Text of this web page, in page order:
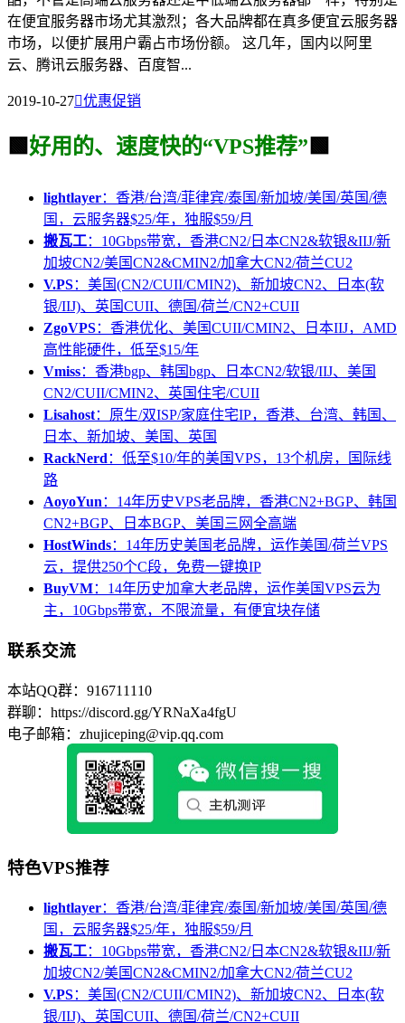
在便宜服务器市场尤其激烈；各大品牌都在真多便宜云服务器
市场，以便扩展用户霸占市场份额。 这几年，国内以阿里
云、腾讯云服务器、百度智...
2019-10-27优惠促销
🟩 好用的、速度快的“VPS推荐” 🟩
lightlayer：香港/台湾/菲律宾/泰国/新加坡/美国/英国/德
国，云服务器$25/年，独服$59/月
搬瓦工：10Gbps带宽，香港CN2/日本CN2&软银&IIJ/新
加坡CN2/美国CN2&CMIN2/加拿大CN2/荷兰CU2
V.PS：美国(CN2/CUII/CMIN2)、新加坡CN2、日本(软
银/IIJ)、英国CUII、德国/荷兰/CN2+CUII
ZgoVPS：香港优化、美国CUII/CMIN2、日本IIJ，AMD
高性能硬件，低至$15/年
Vmiss：香港bgp、韩国bgp、日本CN2/软银/IIJ、美国
CN2/CUII/CMIN2、英国住宅/CUII
Lisahost：原生/双ISP/家庭住宅IP，香港、台湾、韩国、
日本、新加坡、美国、英国
RackNerd ：低至$10/年的美国VPS，13个机房，国际线
路
AoyoYun ：14年历史VPS老品牌，香港CN2+BGP、韩国
CN2+BGP、日本BGP、美国三网全高端
HostWinds：14年历史美国老品牌，运作美国/荷兰VPS
云，提供250个C段，免费一键换IP
BuyVM：14年历史加拿大老品牌，运作美国VPS云为
主，10Gbps带宽，不限流量，有便宜块存储
联系交流
本站QQ群：916711110
群聊：https://discord.gg/YRNaXa4fgU
电子邮箱：zhujiceping@vip.qq.com
特色VPS推荐
lightlayer：香港/台湾/菲律宾/泰国/新加坡/美国/英国/德
国，云服务器$25/年，独服$59/月
搬瓦工：10Gbps带宽，香港CN2/日本CN2&软银&IIJ/新
加坡CN2/美国CN2&CMIN2/加拿大CN2/荷兰CU2
V.PS：美国(CN2/CUII/CMIN2)、新加坡CN2、日本(软
银/IIJ)、英国CUII、德国/荷兰/CN2+CUII